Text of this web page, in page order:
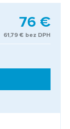
76 €
61,79 € bez DPH